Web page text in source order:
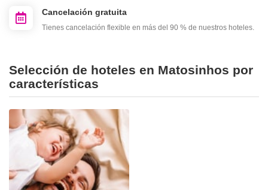
Cancelación gratuita
Tienes cancelación flexible en más del 90 % de nuestros hoteles.
Selección de hoteles en Matosinhos por
características